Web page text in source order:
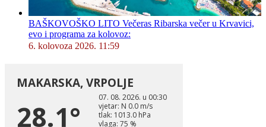
BAŠKOVOŠKO LITO Večeras Ribarska večer u Krvavici,
evo i programa za kolovoz:
6. kolovoza 2026. 11:59